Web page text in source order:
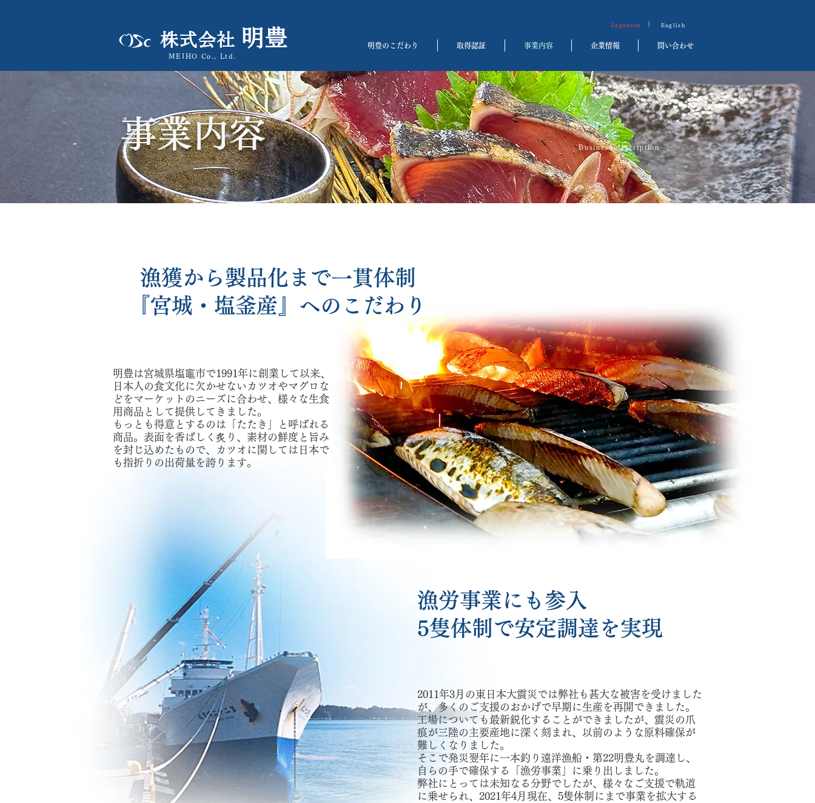
Japanese English
株式会社 明豊 明豊のこだわり 取得認証 事業内容 企業情報 問い合わせ
MEIHO Co., Ltd.
Business description
事業内容
漁獲から製品化まで一貫体制
『宮城・塩釜産』へのこだわり
明豊は宮城県塩竈市で1991年に創業して以来、
日本人の食文化に欠かせないカツオやマグロな
どをマーケットのニーズに合わせ、様々な生食
用商品として提供してきました。
もっとも得意とするのは「たたき」と呼ばれる
商品。表面を香ばしく炙り、素材の鮮度と旨み
を封じ込めたもので、カツオに関しては日本で
も指折りの出荷量を誇ります。
漁労事業にも参入
5隻体制で安定調達を実現
2011年3月の東日本大震災では弊社も甚大な被害を受けました
が、多くのご支援のおかげで早期に生産を再開できました。
工場についても最新鋭化することができましたが、震災の爪
痕が三陸の主要産地に深く刻まれ、以前のような原料確保が
難しくなりました。
そこで発災翌年に一本釣り遠洋漁船・第22明豊丸を調達し、
自らの手で確保する「漁労事業」に乗り出しました。
弊社にとっては未知なる分野でしたが、様々なご支援で軌道
に乗せられ、2021年4月現在、5隻体制にまで事業を拡大する